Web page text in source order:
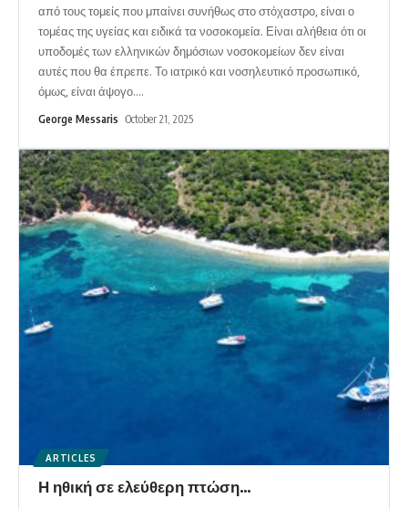
από τους τομείς που μπαίνει συνήθως στο στόχαστρο, είναι ο
τομέας της υγείας και ειδικά τα νοσοκομεία. Είναι αλήθεια ότι οι
υποδομές των ελληνικών δημόσιων νοσοκομείων δεν είναι
αυτές που θα έπρεπε. Το ιατρικό και νοσηλευτικό προσωπικό,
όμως, είναι άψογο.…
George Messaris October 21, 2025
ARTICLES
Η ηθική σε ελεύθερη πτώση…